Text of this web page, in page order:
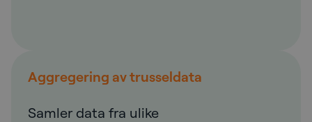
Aggregering av trusseldata
Samler data fra ulike